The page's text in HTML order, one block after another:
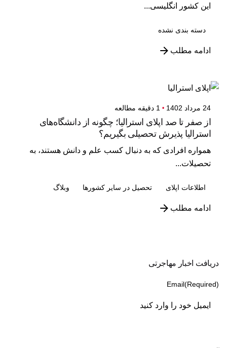
این کشور انگلیسی...
دسته بندی نشده
ادامه مطلب
24 مرداد 1402 1 دقیقه مطالعه
از صفر تا صد اپلای استرالیا؛ چگونه از دانشگاه‌های
استرالیا پذیرش تحصیلی بگیریم؟
همواره افرادی که به دنبال کسب علم و دانش هستند، به
تحصیلات...
اطلاعات اپلای تحصیل در سایر کشورها وبلاگ
ادامه مطلب
دریافت اخبار مهاجرتی
Email(Required)